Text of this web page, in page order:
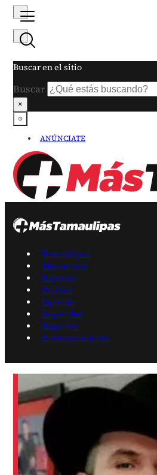
Buscar en el sitio
Buscar
×
ANÚNCIATE
Tamaulipas
Matamoros
Reynosa
Política
Opinión
Seguridad
Deportes
Entretenimiento